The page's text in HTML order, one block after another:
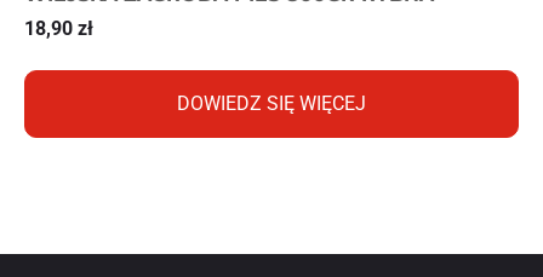
18,90 zł
DOWIEDZ SIĘ WIĘCEJ